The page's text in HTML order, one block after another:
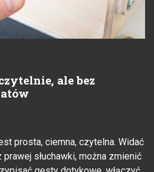
ale bez
prosta, ciemna, czytelna. Widać
słuchawki, można zmienić